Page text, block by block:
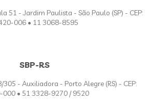
51 - Jardim Paulista - São Paulo (SP) - CEP:
006 • 11 3068-8595
SBP-RS
305 - Auxiliadora - Porto Alegre (RS) - CEP:
000 • 51 3328-9270 / 9520